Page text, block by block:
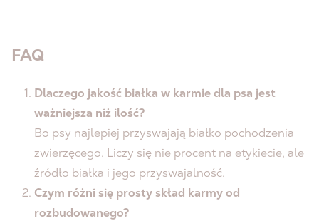
FAQ
Dlaczego jakość białka w karmie dla psa jest
ważniejsza niż ilość?
Bo psy najlepiej przyswajają białko pochodzenia
zwierzęcego. Liczy się nie procent na etykiecie, ale
źródło białka i jego przyswajalność.
Czym różni się prosty skład karmy od
rozbudowanego?